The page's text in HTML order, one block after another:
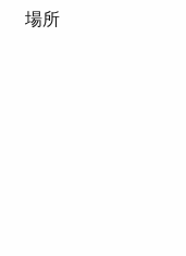
場所